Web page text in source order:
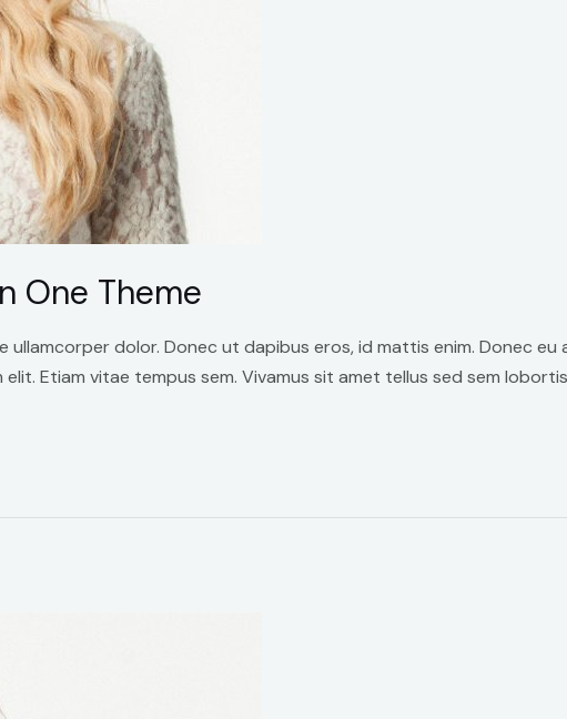
One Theme
ullamcorper dolor. Donec ut dapibus eros, id mattis enim. Donec eu
Etiam vitae tempus sem. Vivamus sit amet tellus sed sem